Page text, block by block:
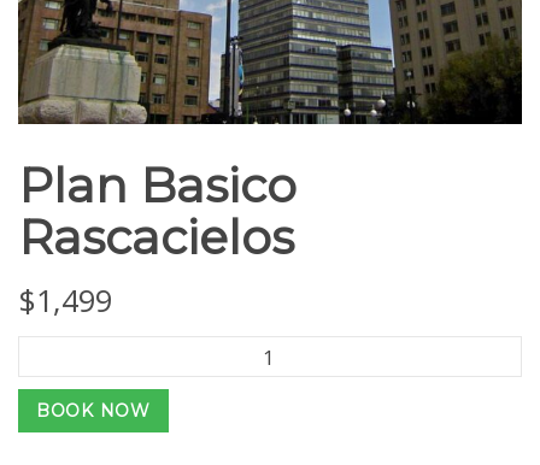
Plan Basico
Rascacielos
$1,499
Basico
Rascacielos
cantidad
BOOK NOW